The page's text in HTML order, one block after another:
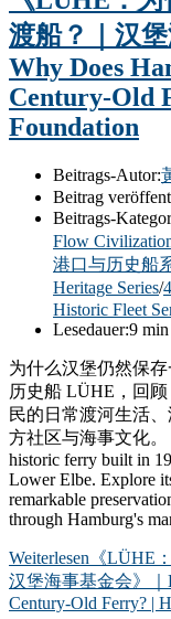
渡船？｜汉
Why Does
Century-Old
Foundation
Beitrags-Autor:
Beitrag
Beitrags-
Flow
港口与历史船
Heritage Series/
Historic Fleet
Lesedauer:9
为什么汉堡仍然保
历史船 LÜHE，回
民的日常渡河生活
方社区与海事文化。
historic ferry built in
Lower Elbe. Explore
remarkable
through Hamburg's
Weiterlesen 《LÜHE
汉堡海事基金会》｜
Century-Old Ferry? |